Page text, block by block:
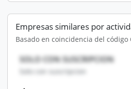
Empresas similares por
Basado en coincidencia del código
SOLO CON SUSCRIPCION
Solo con suscripcion